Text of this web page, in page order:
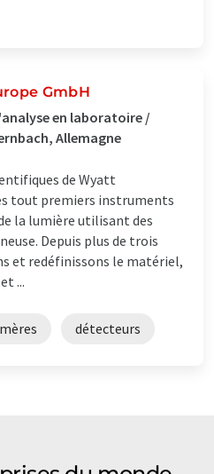
GmbH
en laboratoire /
Allemagne
de Wyatt
tout premiers instruments
la lumière utilisant des
Depuis plus de trois
et redéfinissons le matériel,
...
détecteurs